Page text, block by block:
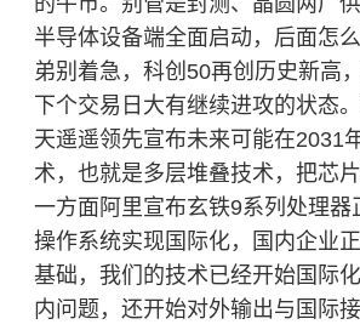
半导体设备端全面启动，后面怎
弟别着急，科创50再创历史新高
下个交易日大有继续进攻的状态
天遥遥领先宣布未来可能在2031
术，也就是多层堆叠技术，把芯
一方面阿里宣布玄铁9系列处理器
操作系统实现国际化，国内企业
基础，我们的技术已经开始国际
内问题，还开始对外输出与国际